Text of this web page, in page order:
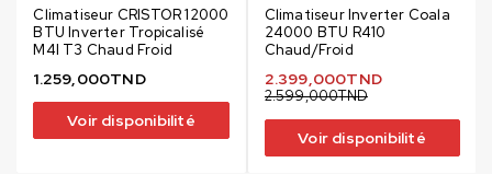
Climatiseur CRISTOR 12000
BTU Inverter Tropicalisé
M4I T3 Chaud Froid
1.259,000TND
Voir disponibilité
Climatiseur Inverter Coala
24000 BTU R410
Chaud/Froid
2.599,000TND
2.399,000TND
Voir disponibilité